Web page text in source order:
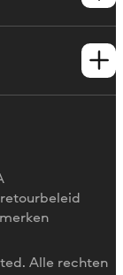
Alle rechten